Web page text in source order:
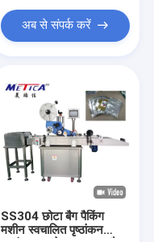
अब से संपर्क करें
SS304 छोटा बैग पैकिंग
मशीन स्वचालित पृष्ठांकन